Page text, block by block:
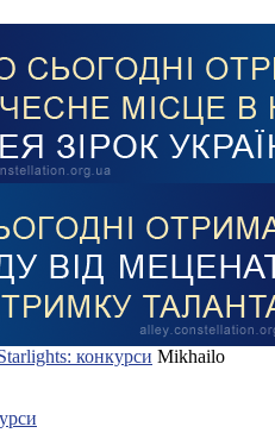
конкурси Mikhailo